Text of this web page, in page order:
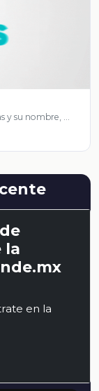
y su nombre, …
la
en la